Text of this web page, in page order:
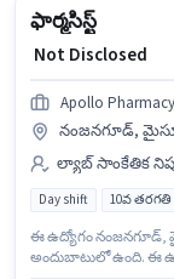
ఫార్మసిస్ట్
₹ Not Disclosed
Apollo Pharmacy
నంజనగూడ్,
ల్యాబ్ సాంకేతిక
Day shift 10వ
ఈ ఉద్యోగం నంజనగూడ్,
అందుబాటులో ఉంది. ఈ